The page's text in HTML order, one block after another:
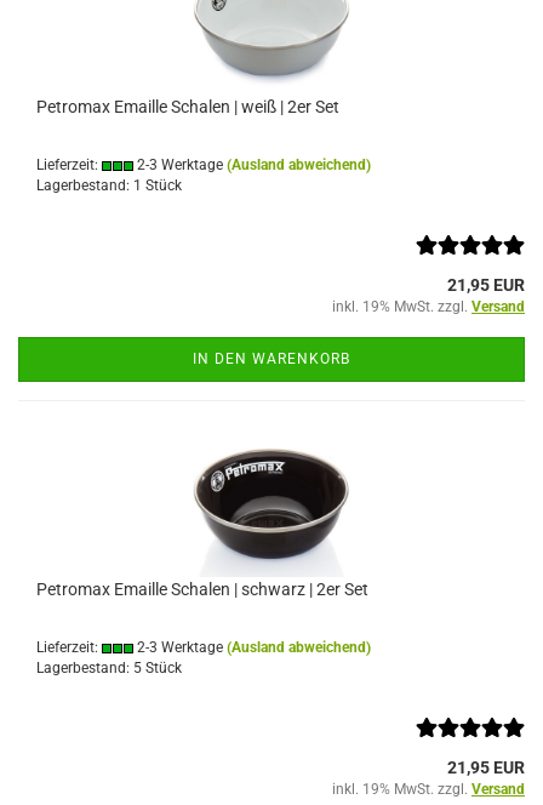
Petromax Emaille Schalen | weiß | 2er Set
Lieferzeit: 2-3 Werktage (Ausland abweichend)
Lagerbestand: 1 Stück
21,95 EUR
inkl. 19% MwSt. zzgl. Versand
IN DEN WARENKORB
Petromax Emaille Schalen | schwarz | 2er Set
Lieferzeit: 2-3 Werktage (Ausland abweichend)
Lagerbestand: 5 Stück
21,95 EUR
inkl. 19% MwSt. zzgl. Versand